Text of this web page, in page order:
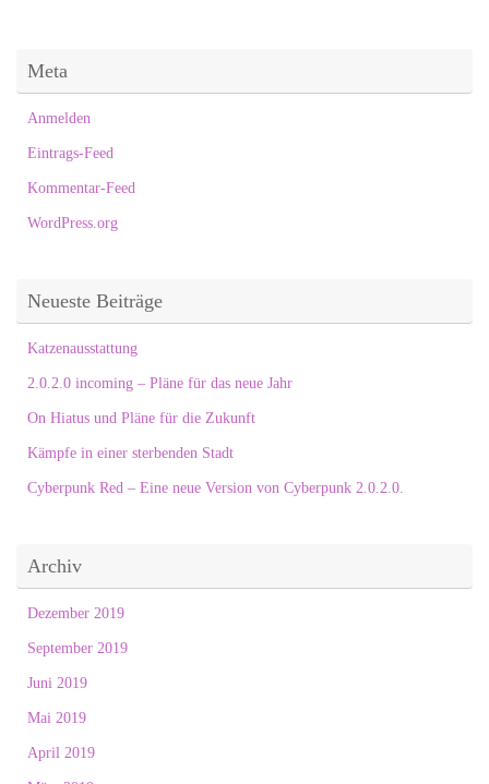
Meta
Anmelden
Eintrags-Feed
Kommentar-Feed
WordPress.org
Neueste Beiträge
Katzenausstattung
2.0.2.0 incoming – Pläne für das neue Jahr
On Hiatus und Pläne für die Zukunft
Kämpfe in einer sterbenden Stadt
Cyberpunk Red – Eine neue Version von Cyberpunk 2.0.2.0.
Archiv
Dezember 2019
September 2019
Juni 2019
Mai 2019
April 2019